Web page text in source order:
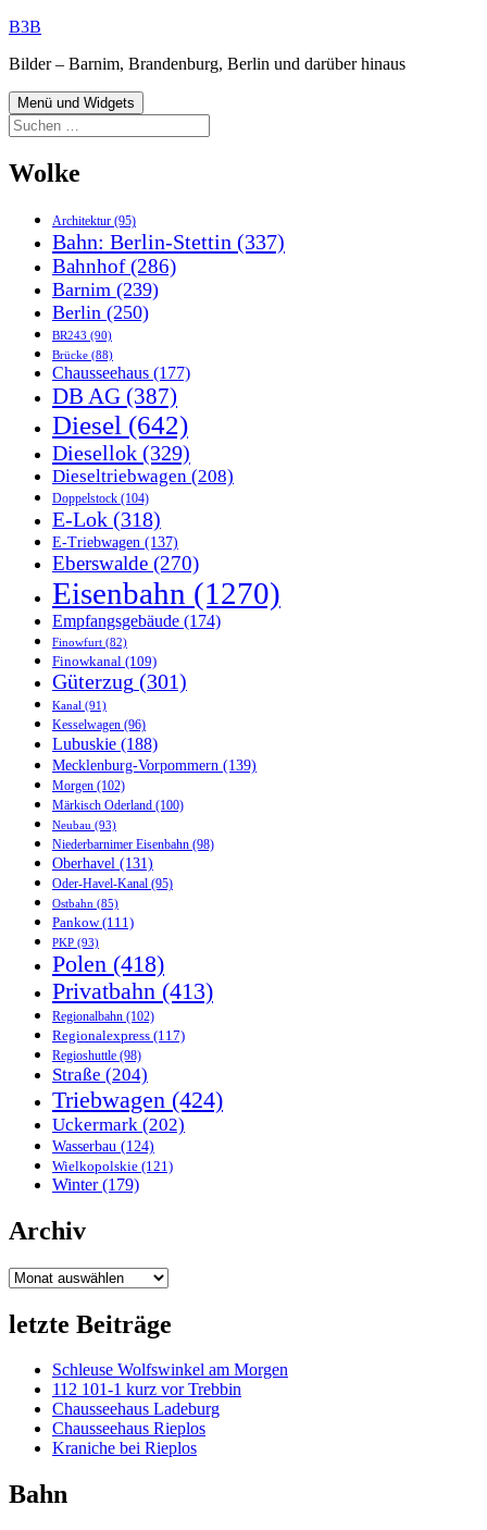
Zum
springen
B3B
Bilder – Barnim, Brandenburg, Berlin und darüber hinaus
Menü und Widgets
Suchen
nach:
Wolke
Architektur (95)
Bahn: Berlin-Stettin (337)
Bahnhof(286)
Barnim (239)
Berlin (250)
BR243 (90)
Brücke (88)
Chausseehaus (177)
DB AG (387)
Diesel (642)
Diesellok (329)
Dieseltriebwagen (208)
Doppelstock (104)
E-Lok (318)
E-Triebwagen (137)
Eberswalde (270)
Eisenbahn (1270)
Empfangsgebäude (174)
Finowfurt (82)
Finowkanal (109)
Güterzug (301)
Kanal (91)
Kesselwagen (96)
Lubuskie (188)
Mecklenburg-Vorpommern (139)
Morgen (102)
Märkisch Oderland (100)
Neubau (93)
Niederbarnimer Eisenbahn (98)
Oberhavel (131)
Oder-Havel-Kanal (95)
Ostbahn (85)
Pankow(111)
PKP (93)
Polen (418)
Privatbahn (413)
Regionalbahn (102)
Regionalexpress (117)
Regioshuttle (98)
Straße (204)
Triebwagen (424)
Uckermark (202)
Wasserbau (124)
Wielkopolskie (121)
Winter(179)
Archiv
Archiv
letzte Beiträge
Schleuse Wolfswinkel am Morgen
112 101-1 kurz vor Trebbin
Chausseehaus Ladeburg
Chausseehaus Rieplos
Kraniche bei Rieplos
Bahn